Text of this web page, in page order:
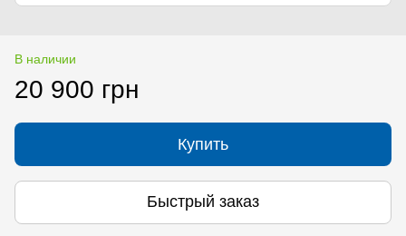
В наличии
20 900 грн
Купить
Быстрый заказ